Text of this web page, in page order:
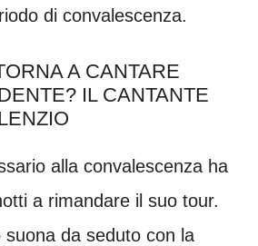
di convalescenza.
A CANTARE
IL CANTANTE
alla convalescenza ha
a rimandare il suo tour.
suona da seduto con la